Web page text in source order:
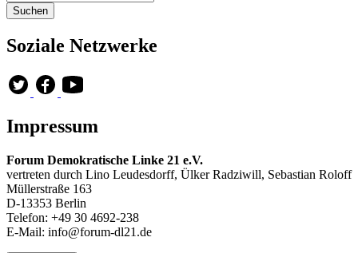
Soziale Netzwerke
Impressum
Forum Demokratische Linke 21 e.V.
vertreten durch Lino Leudesdorff, Ülker Radziwill, Sebastian Roloff
Müllerstraße 163
D-13353 Berlin
Telefon: +49 30 4692-238
E-Mail: info@forum-dl21.de